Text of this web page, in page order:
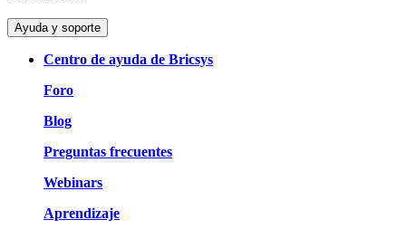
Ayuda y soporte
Centro de ayuda de Bricsys
Foro
Blog
Preguntas frecuentes
Webinars
Aprendizaje